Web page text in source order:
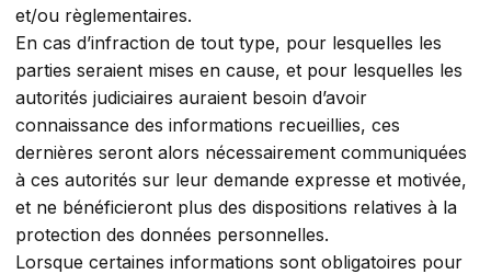
et/ou règlementaires.
En cas d’infraction de tout type, pour lesquelles les
parties seraient mises en cause, et pour lesquelles les
autorités judiciaires auraient besoin d’avoir
connaissance des informations recueillies, ces
dernières seront alors nécessairement communiquées
à ces autorités sur leur demande expresse et motivée,
et ne bénéficieront plus des dispositions relatives à la
protection des données personnelles.
Lorsque certaines informations sont obligatoires pour